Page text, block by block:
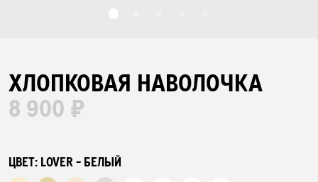
ПИЖАМЫ
АКСЕССУАРЫ
ХЛОПКОВАЯ НАВОЛОЧКА
8 900 ₽
ЦВЕТ: LOVER - БЕЛЫЙ